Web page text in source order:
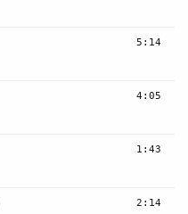
5:14
4:05
1:43
2:14